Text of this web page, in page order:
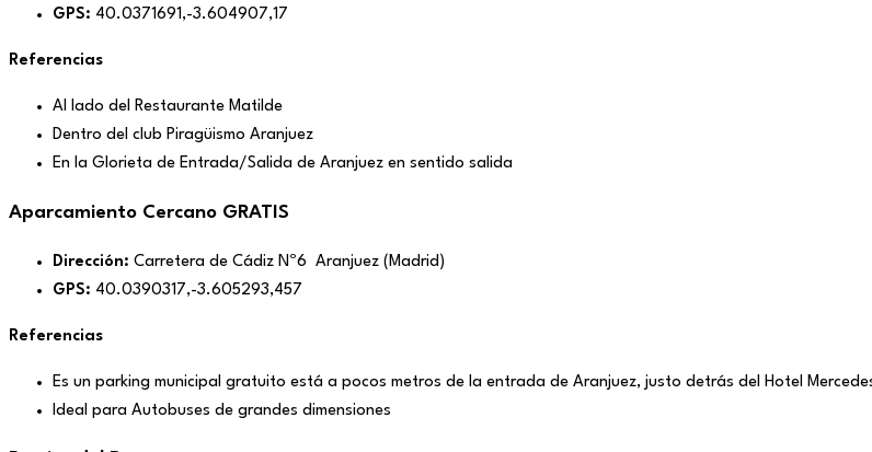
GPS: 40.0371691,-3.604907,17
Referencias
Al lado del Restaurante Matilde
Dentro del club Piragüismo Aranjuez
En la Glorieta de Entrada/Salida de Aranjuez en sentido salida
Aparcamiento Cercano GRATIS
Dirección: Carretera de Cádiz Nº6 Aranjuez (Madrid)
GPS: 40.0390317,-3.605293,457
Referencias
Es un parking municipal gratuito está a pocos metros de la entrada de Aranjuez, justo detrás del Hotel
Ideal para Autobuses de grandes dimensiones